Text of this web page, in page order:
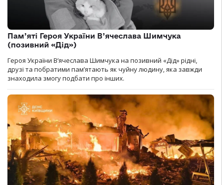
Пам’яті Героя України В’ячеслава Шимчука
(позивний «Дід»)
Героя України В’ячеслава Шимчука на позивний «Дід» рідні,
друзі та побратими пам’ятають як чуйну людину, яка завжди
знаходила змогу подбати про інших.